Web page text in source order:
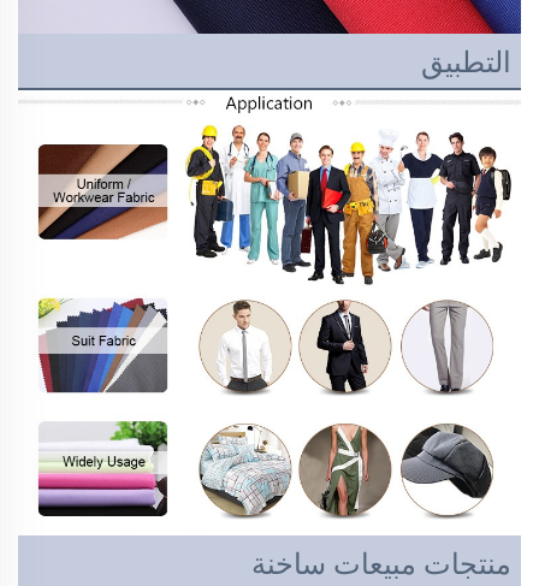
التطبيق
منتجات مبيعات ساخنة